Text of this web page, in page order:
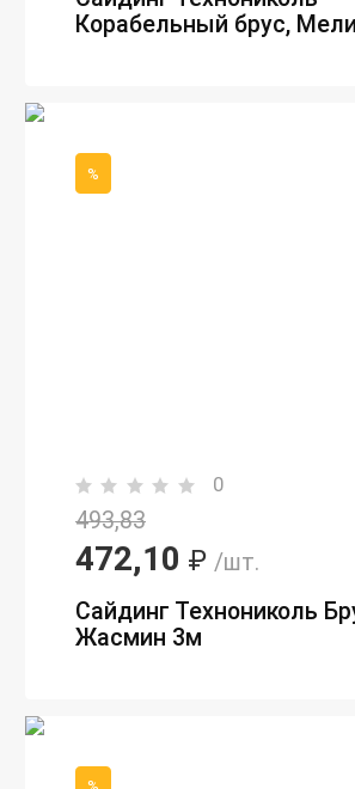
Корабельный брус,
%
0
493,83
472,10 ₽ /шт.
Сайдинг Технониколь
Жасмин 3м